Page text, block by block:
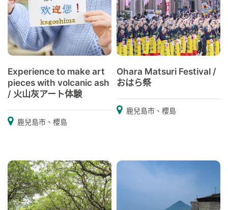
Experience to make art
pieces with volcanic ash
/ 火山灰アート体験
鹿兒島市、櫻島
Ohara Matsuri Festival /
おはら祭
鹿兒島市、櫻島